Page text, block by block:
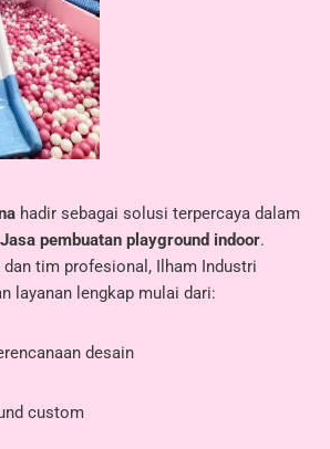
hadir sebagai solusi terpercaya dalam
Jasa pembuatan playground indoor.
dan tim profesional, Ilham Industri
layanan lengkap mulai dari:
desain
custom